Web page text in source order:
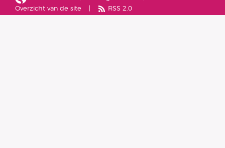
Overzicht van de site
RSS 2.0